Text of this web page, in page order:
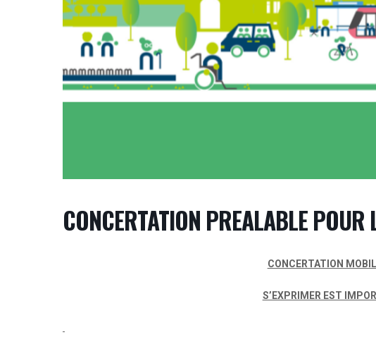
CONCERTATION PREALABLE POUR
CONCERTATION
S’EXPRIMER EST